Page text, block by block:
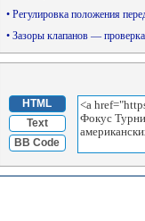
• Регулировка положения
• Зазоры клапанов —
HTML
Text
BB Code